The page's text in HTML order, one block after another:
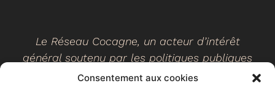
Consentement aux cookies
Le Réseau Cocagne, un acteur d’intérêt
général soutenu par les politiques publiques